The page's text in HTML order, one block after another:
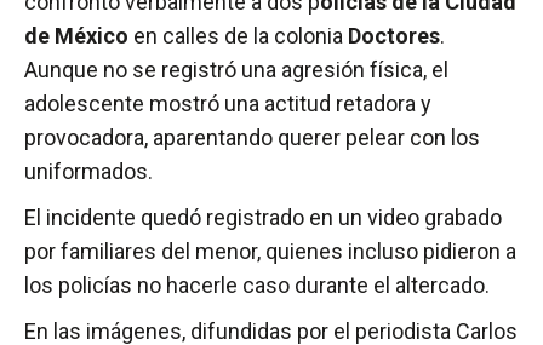
de México en calles de la colonia Doctores.
Aunque no se registró una agresión física, el
adolescente mostró una actitud retadora y
provocadora, aparentando querer pelear con los
uniformados.
El incidente quedó registrado en un video grabado
por familiares del menor, quienes incluso pidieron a
los policías no hacerle caso durante el altercado.
En las imágenes, difundidas por el periodista Carlos